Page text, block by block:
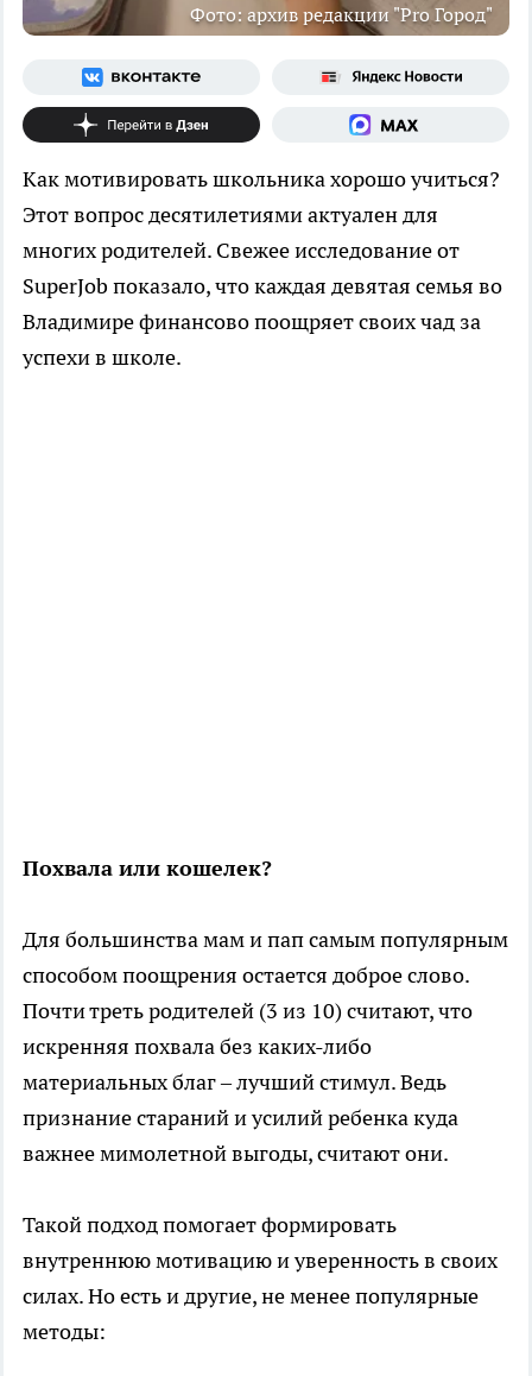
Фото: архив редакции "Pro Город"
Как мотивировать школьника хорошо учиться?
Этот вопрос десятилетиями актуален для
многих родителей. Свежее исследование от
SuperJob показало, что каждая девятая семья во
Владимире финансово поощряет своих чад за
успехи в школе.
Похвала или кошелек?
Для большинства мам и пап самым популярным
способом поощрения остается доброе слово.
Почти треть родителей (3 из 10) считают, что
искренняя похвала без каких-либо
материальных благ – лучший стимул. Ведь
признание стараний и усилий ребенка куда
важнее мимолетной выгоды, считают они.
Такой подход помогает формировать
внутреннюю мотивацию и уверенность в своих
силах. Но есть и другие, не менее популярные
методы: